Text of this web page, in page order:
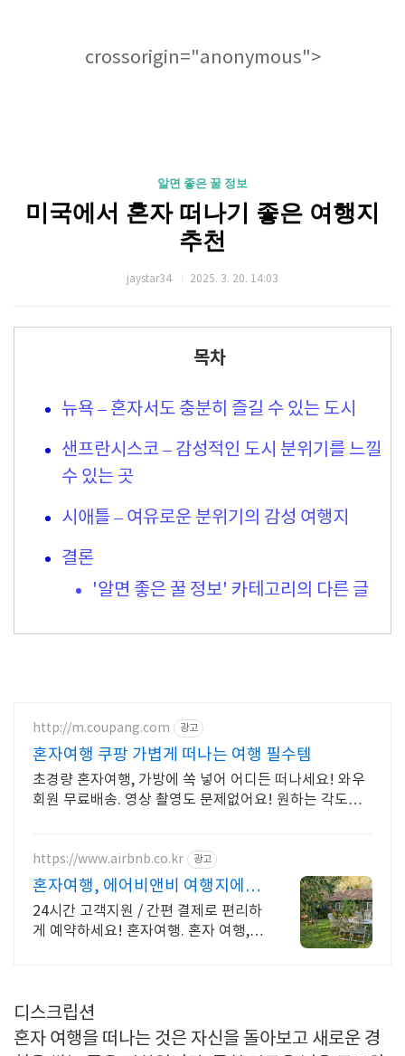
crossorigin="anonymous">
알면 좋은 꿀 정보
미국에서 혼자 떠나기 좋은 여행지
추천
jaystar34 2025. 3. 20. 14:03
목차
뉴욕 – 혼자서도 충분히 즐길 수 있는 도시
샌프란시스코 – 감성적인 도시 분위기를 느낄
수 있는 곳
시애틀 – 여유로운 분위기의 감성 여행지
결론
'알면 좋은 꿀 정보' 카테고리의 다른 글
http://m.coupang.com 광고
혼자여행 쿠팡 가볍게 떠나는 여행 필수템
초경량 혼자여행, 가방에 쏙 넣어 어디든 떠나세요! 와우
회원 무료배송. 영상 촬영도 문제없어요! 원하는 각도로
https://www.airbnb.co.kr 광고
혼자여행, 에어비앤비 여행지에서
살아보기
24시간 고객지원 / 간편 결제로 편리하
게 예약하세요! 혼자여행. 혼자 여행,
디스크립션
혼자 여행을 떠나는 것은 자신을 돌아보고 새로운 경